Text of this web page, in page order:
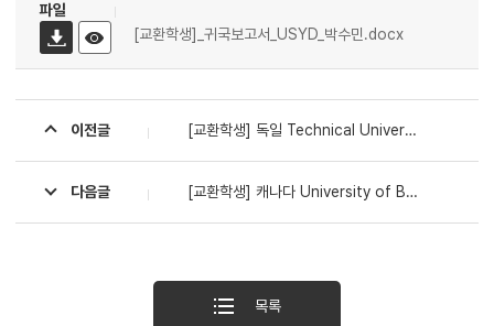
파일
[교환학생]_귀국보고서_USYD_박수민.docx
이전글 [교환학생] 독일 Technical University of Munich (TUM) 귀국 보고서
다음글 [교환학생] 캐나다 University of British Columbia
목록